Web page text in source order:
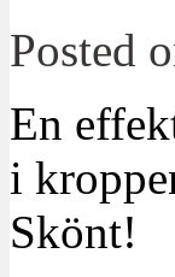
Posted
En
i
Skönt!